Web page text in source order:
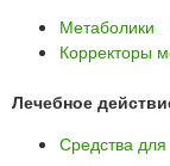
Метаболики
Корректоры
Лечебное
Средства